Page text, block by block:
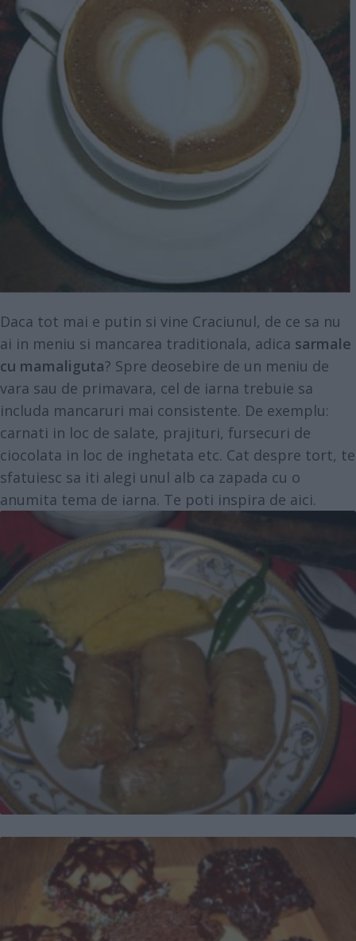
Daca tot mai e putin si vine Craciunul, de ce sa nu
ai in meniu si mancarea traditionala, adica sarmale
cu mamaliguta? Spre deosebire de un meniu de
vara sau de primavara, cel de iarna trebuie sa
includa mancaruri mai consistente. De exemplu:
carnati in loc de salate, prajituri, fursecuri de
ciocolata in loc de inghetata etc. Cat despre tort, te
sfatuiesc sa iti alegi unul alb ca zapada cu o
anumita tema de iarna. Te poti inspira de aici.